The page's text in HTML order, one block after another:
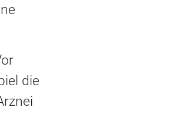
die